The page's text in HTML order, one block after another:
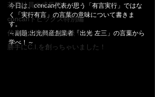
若手社員の成長記！
concanトピックス特別編
代表の人物像＆体験談！
勝手にC.I.を創っちゃいました！
今日は、concan代表が思う「有言実行」ではな
く「実行有言」の言葉の意味について書きま
す。
～副題:出光興産創業者「出光 左三」の言葉から
学べ！～